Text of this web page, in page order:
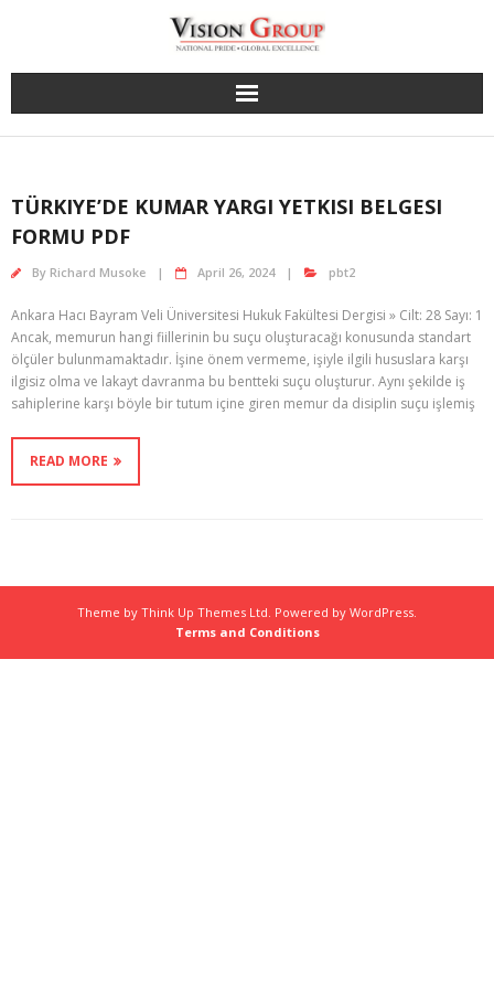
TÜRKIYE’DE KUMAR YARGI YETKISI BELGESI
FORMU PDF
By Richard Musoke April 26, 2024 pbt2
Ankara Hacı Bayram Veli Üniversitesi Hukuk Fakültesi Dergisi » Cilt: 28 Sayı: 1
Ancak, memurun hangi fiillerinin bu suçu oluşturacağı konusunda standart
ölçüler bulun­mamaktadır. İşine önem vermeme, işiyle ilgili hususlara karşı
ilgisiz olma ve lakayt davranma bu bentteki suçu oluşturur. Aynı şekilde iş
sahiplerine karşı böyle bir tutum içine giren memur da disiplin suçu işlemiş
READ MORE
Theme by Think Up Themes Ltd . Powered by WordPress
Terms and Conditions